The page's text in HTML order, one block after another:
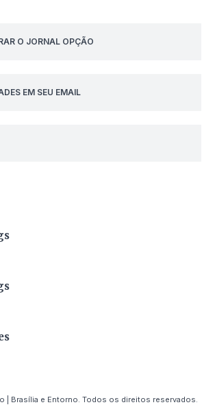
O JORNAL OPÇÃO
EM SEU EMAIL
| Brasília e Entorno. Todos os direitos reservados.